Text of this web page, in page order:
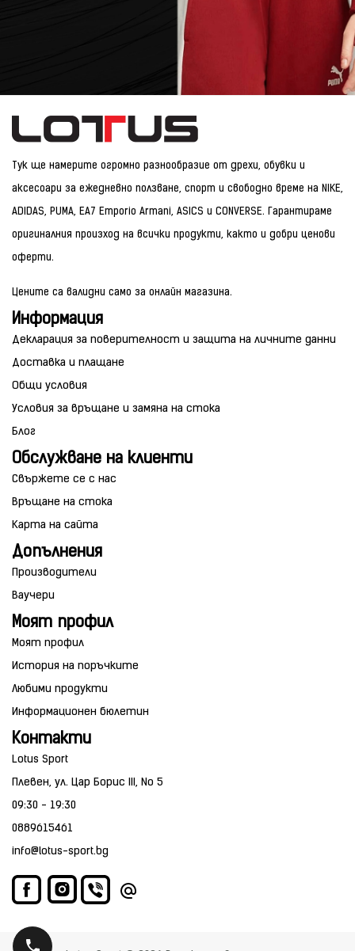
Тук ще намерите огромно разнообразие от дрехи, обувки и
аксесоари за ежедневно ползване, спорт и свободно време на NIKE,
ADIDAS, PUMA, EA7 Emporio Armani, ASICS и CONVERSE. Гарантираме
оригиналния произход на всички продукти, както и добри ценови
оферти.
Цените са валидни само за онлайн магазина.
Информация
Декларация за поверителност и защита на личните данни
Доставка и плащане
Общи условия
Условия за връщане и замяна на стока
Блог
Обслужване на клиенти
Свържете се с нас
Връщане на стока
Карта на сайта
Допълнения
Производители
Ваучери
Моят профил
Моят профил
История на поръчките
Любими продукти
Информационен бюлетин
Контакти
Lotus Sport
Плевен, ул. Цар Борис III, No 5
09:30 - 19:30
0889615461
info@lotus-sport.bg